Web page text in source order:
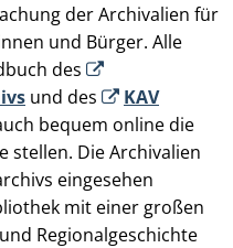
der Archivalien für
und Bürger. Alle
des
und des
KAV
bequem online die
stellen. Die Archivalien
eingesehen
mit einer großen
Regionalgeschichte